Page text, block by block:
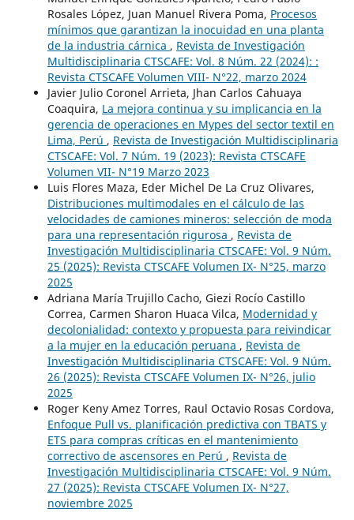
Rosales López, Juan Manuel Rivera Poma, Procesos
mínimos que garantizan la inocuidad en una planta
de la industria cárnica , Revista de Investigación
Multidisciplinaria CTSCAFE: Vol. 8 Núm. 22 (2024): :
Revista CTSCAFE Volumen VIII- N°22, marzo 2024
Javier Julio Coronel Arrieta, Jhan Carlos Cahuaya
Coaquira, La mejora continua y su implicancia en la
gerencia de operaciones en Mypes del sector textil en
Lima, Perú , Revista de Investigación Multidisciplinaria
CTSCAFE: Vol. 7 Núm. 19 (2023): Revista CTSCAFE
Volumen VII- N°19 Marzo 2023
Luis Flores Maza, Eder Michel De La Cruz Olivares,
Distribuciones multimodales en el cálculo de las
velocidades de camiones mineros: selección de moda
para una representación rigurosa , Revista de
Investigación Multidisciplinaria CTSCAFE: Vol. 9 Núm.
25 (2025): Revista CTSCAFE Volumen IX- N°25, marzo
2025
Adriana María Trujillo Cacho, Giezi Rocío Castillo
Correa, Carmen Sharon Huaca Vilca, Modernidad y
decolonialidad: contexto y propuesta para reivindicar
a la mujer en la educación peruana , Revista de
Investigación Multidisciplinaria CTSCAFE: Vol. 9 Núm.
26 (2025): Revista CTSCAFE Volumen IX- N°26, julio
2025
Roger Keny Amez Torres, Raul Octavio Rosas Cordova,
Enfoque Pull vs. planificación predictiva con TBATS y
ETS para compras críticas en el mantenimiento
correctivo de ascensores en Perú , Revista de
Investigación Multidisciplinaria CTSCAFE: Vol. 9 Núm.
27 (2025): Revista CTSCAFE Volumen IX- N°27,
noviembre 2025